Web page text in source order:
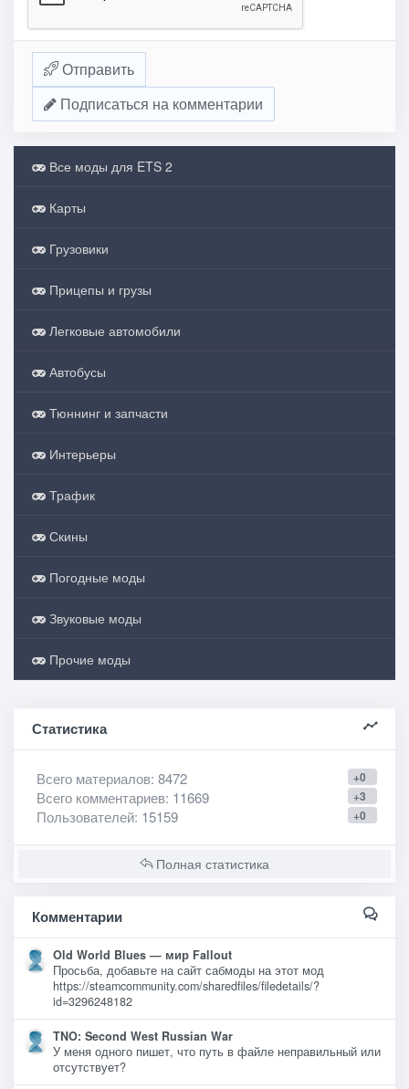
Отправить
Подписаться на комментарии
Все моды для ETS 2
Карты
Грузовики
Прицепы и грузы
Легковые автомобили
Автобусы
Тюннинг и запчасти
Интерьеры
Трафик
Скины
Погодные моды
Звуковые моды
Прочие моды
Статистика
+0
Всего материалов: 8472
+3
Всего комментариев: 11669
+0
Пользователей: 15159
Полная статистика
Комментарии
Old World Blues — мир Fallout
Просьба, добавьте на сайт сабмоды на этот мод
https://steamcommunity.com/sharedfiles/filedetails/?
id=3296248182
TNO: Second West Russian War
У меня одного пишет, что путь в файле неправильный или
отсутствует?